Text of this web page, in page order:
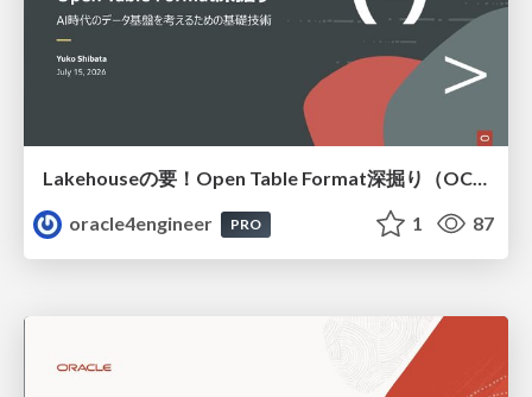
Lakehouseの要！Open Table Format深掘り（OCHaCafe Season 11 #6）
oracle4engineer
PRO 1 87